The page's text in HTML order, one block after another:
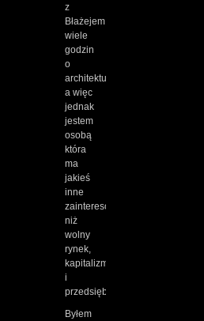
z
Błażejem
wiele
godzin
o
architekturze,
a więc
jednak
jestem
osobą
która
ma
jakieś
inne
zainteresowania
niż
wolny
rynek,
kapitalizm
i
przedsiębiorczość.
Byłem